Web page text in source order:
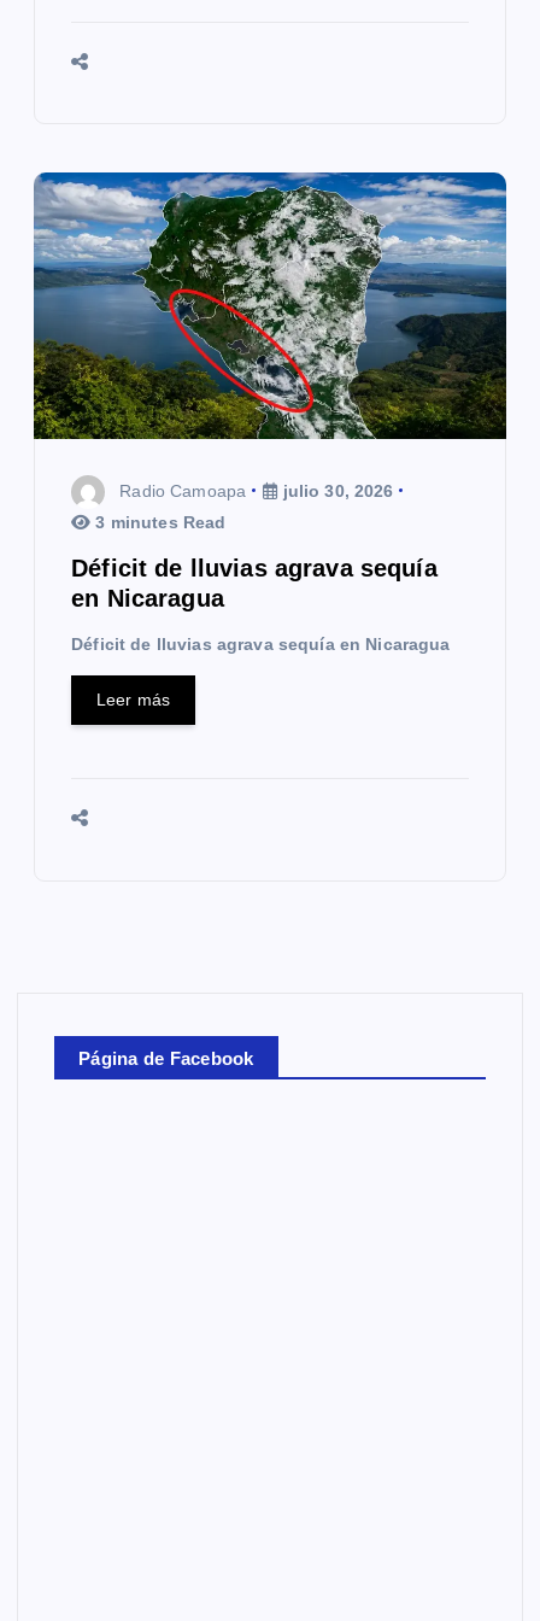
Radio Camoapa
julio 30, 2026
3 minutes Read
Déficit de lluvias agrava sequía
en Nicaragua
Déficit de lluvias agrava sequía en Nicaragua
Leer más
Página de Facebook